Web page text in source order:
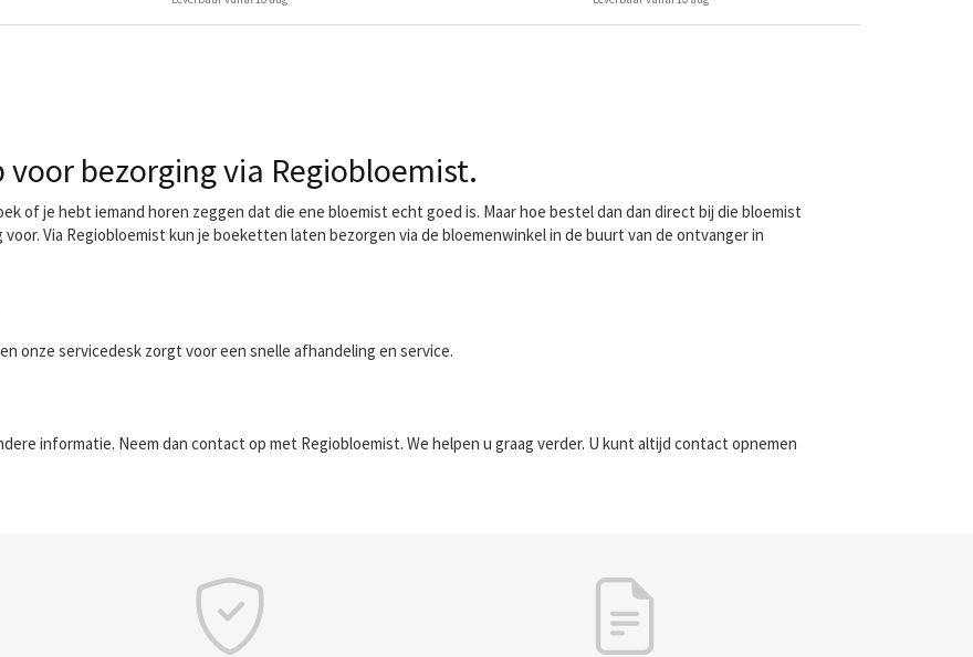
bezorging via Regiobloemist.
of je hebt iemand horen zeggen dat die ene bloemist echt goed is. Maar hoe bestel dan dan direct bij die bloemist
Via Regiobloemist kun je boeketten laten bezorgen via de bloemenwinkel in de buurt van de ontvanger in
onze servicedesk zorgt voor een snelle afhandeling en service.
informatie. Neem dan contact op met Regiobloemist. We helpen u graag verder. U kunt altijd contact opnemen